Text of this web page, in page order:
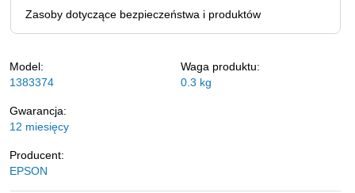
Zasoby dotyczące bezpieczeństwa i produktów
Model:
1383374
Waga produktu:
0.3 kg
Gwarancja:
12 miesięcy
Producent:
EPSON